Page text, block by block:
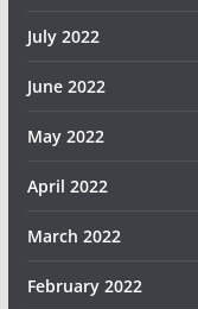
July 2022
June 2022
May 2022
April 2022
March 2022
February 2022